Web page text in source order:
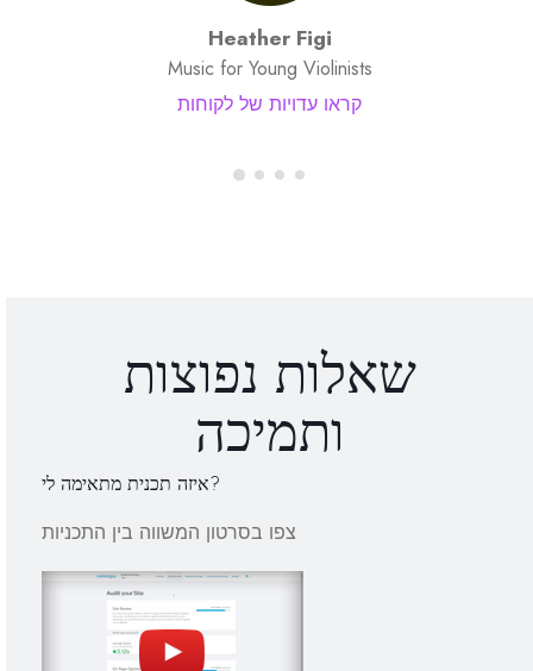
Heather Figi
Music for Young Violinists
קראו עדויות של לקוחות
שאלות נפוצות
ותמיכה
איזה תכנית מתאימה לי?
צפו בסרטון המשווה בין התכניות